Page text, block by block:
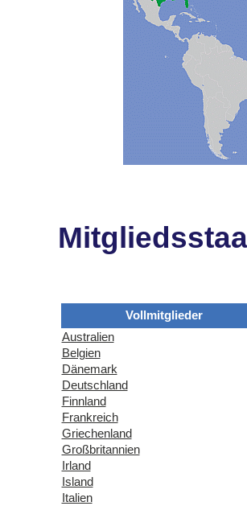
Vollmitglieder
Australien
Belgien
Dänemark
Deutschland
Finnland
Frankreich
Griechenland
Großbritannien
Irland
Island
Italien